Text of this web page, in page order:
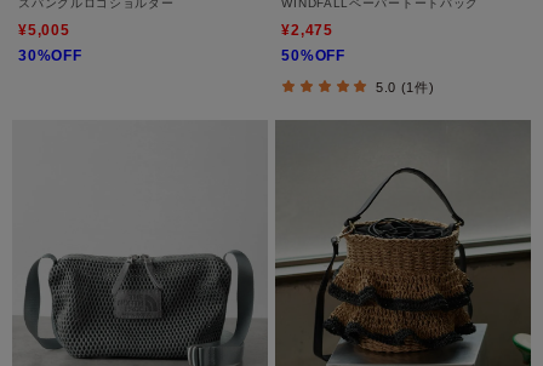
スパングルロゴショルダー
¥5,005
30%OFF
WINDFALLペーパートートバッグ
¥2,475
50%OFF
5.0 (1件)